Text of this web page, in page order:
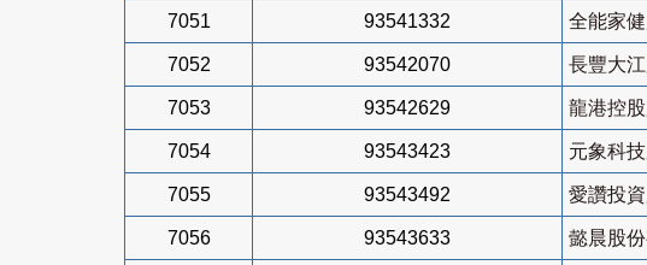
7051 93541332 全能家
7052 93542070 長豐大
7053 93542629 龍港控
7054 93543423 元象科
7055 93543492 愛讚投
7056 93543633 懿晨股